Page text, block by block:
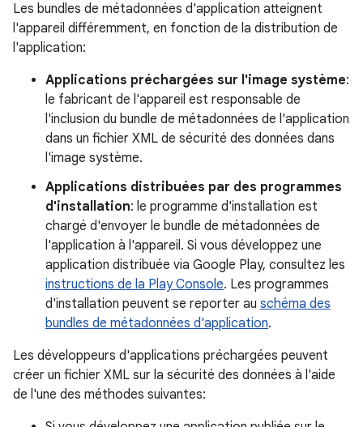
Les bundles de métadonnées d'application atteignent
l'appareil différemment, en fonction de la distribution de
l'application:
Applications préchargées sur l'image système:
le fabricant de l'appareil est responsable de
l'inclusion du bundle de métadonnées de l'application
dans un fichier XML de sécurité des données dans
l'image système.
Applications distribuées par des programmes
d'installation: le programme d'installation est
chargé d'envoyer le bundle de métadonnées de
l'application à l'appareil. Si vous développez une
application distribuée via Google Play, consultez les
instructions de la Play Console. Les programmes
d'installation peuvent se reporter au schéma des
bundles de métadonnées d'application.
Les développeurs d'applications préchargées peuvent
créer un fichier XML sur la sécurité des données à l'aide
de l'une des méthodes suivantes: